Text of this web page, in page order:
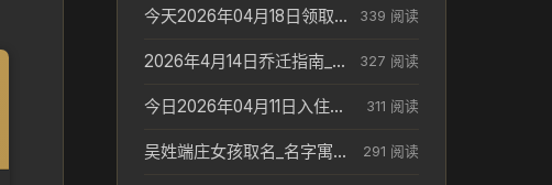
今天2026年04月18日领取结婚证老黄历不适合吗_领证日期参考 339 阅读
2026年4月14日乔迁指南_搬家择日参考 327 阅读
今日2026年04月11日入住新居老黄历不适宜吗_搬家择日参考 311 阅读
吴姓端庄女孩取名_名字寓意参考 291 阅读